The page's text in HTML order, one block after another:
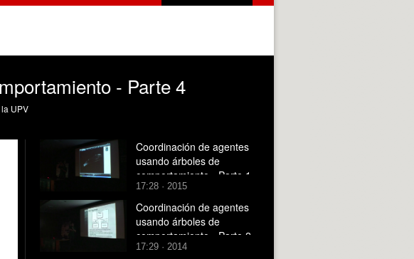
- Parte 4
UPV
Coordinación de agentes
usando árboles de
comportamiento - Parte 1
17:28 · 2015
Coordinación de agentes
usando árboles de
comportamiento - Parte 2
17:29 · 2014